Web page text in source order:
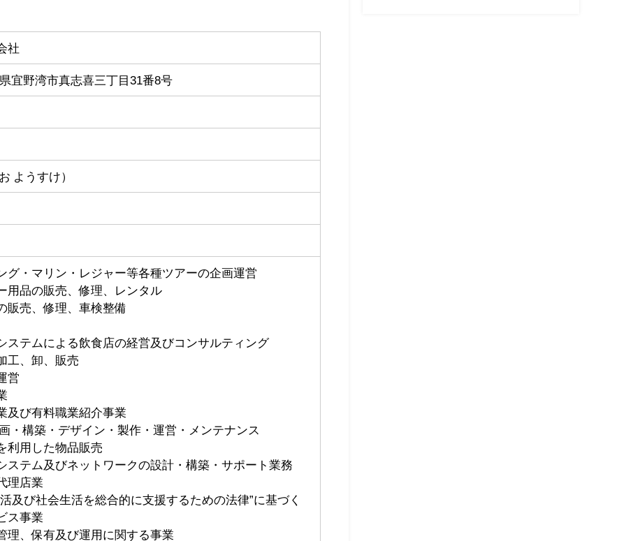
社
宜野湾市真志喜三丁目31番8号
ようすけ）
グ・マリン・レジャー等各種ツアーの企画運営
用品の販売、修理、レンタル
販売、修理、車検整備
ステムによる飲食店の経営及びコンサルティング
工、卸、販売
営
及び有料職業紹介事業
・構築・デザイン・製作・運営・メンテナンス
利用した物品販売
ステム及びネットワークの設計・構築・サポート業務
理店業
及び社会生活を総合的に支援するための法律”に基づく
ス事業
理、保有及び運用に関する事業